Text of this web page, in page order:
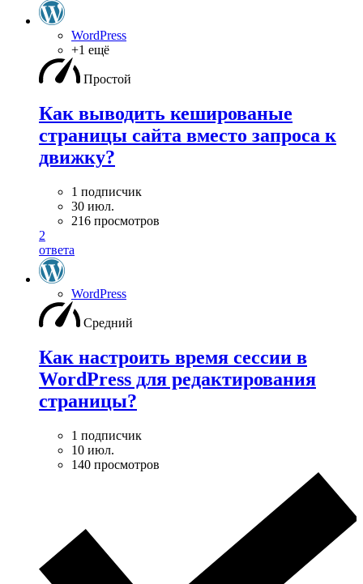
WordPress
+1 ещё
Простой
Как выводить кешированые
страницы сайта вместо запроса к
движку?
1 подписчик
30 июл.
216 просмотров
2
ответа
WordPress
Средний
Как настроить время сессии в
WordPress для редактирования
страницы?
1 подписчик
10 июл.
140 просмотров